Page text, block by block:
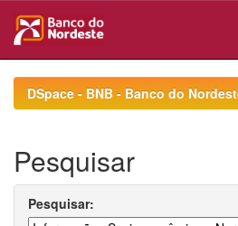
navigationDSpace - BNB - Banco do
Pesquisar
Pesquisar: